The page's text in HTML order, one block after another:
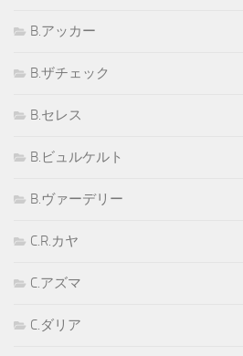
B.アッカー
B.ザチェック
B.セレス
B.ビュルケルト
B.ヴァーデリー
C.R.カヤ
C.アズマ
C.ダリア